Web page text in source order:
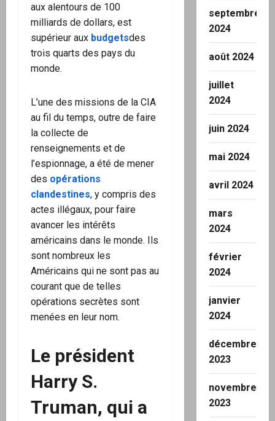
aux alentours de 100
milliards de dollars, est
supérieur aux budgetsdes
trois quarts des pays du
monde.
L’une des missions de la CIA
au fil du temps, outre de faire
la collecte de
renseignements et de
l’espionnage, a été de mener
des opérations
clandestines, y compris des
actes illégaux, pour faire
avancer les intérêts
américains dans le monde. Ils
sont nombreux les
Américains qui ne sont pas au
courant que de telles
opérations secrètes sont
menées en leur nom.
Le président
Harry S.
Truman, qui a
septembre
2024
août 2024
juillet
2024
juin 2024
mai 2024
avril 2024
mars
2024
février
2024
janvier
2024
décembre
2023
novembre
2023